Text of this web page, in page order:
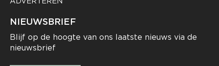
NIEUWSBRIEF
Blijf op de hoogte van ons laatste nieuws via de
nieuwsbrief